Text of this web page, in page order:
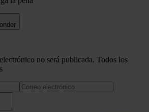
no será publicada. Todos los